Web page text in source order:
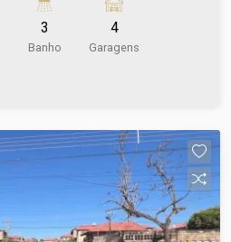
a família, além de 02
mais praticidade ao imóvel.
área de serviço e
sem aviso prévio,
da administradora
municipal. A
aproximada e pode
3
Banho
4
Garagens